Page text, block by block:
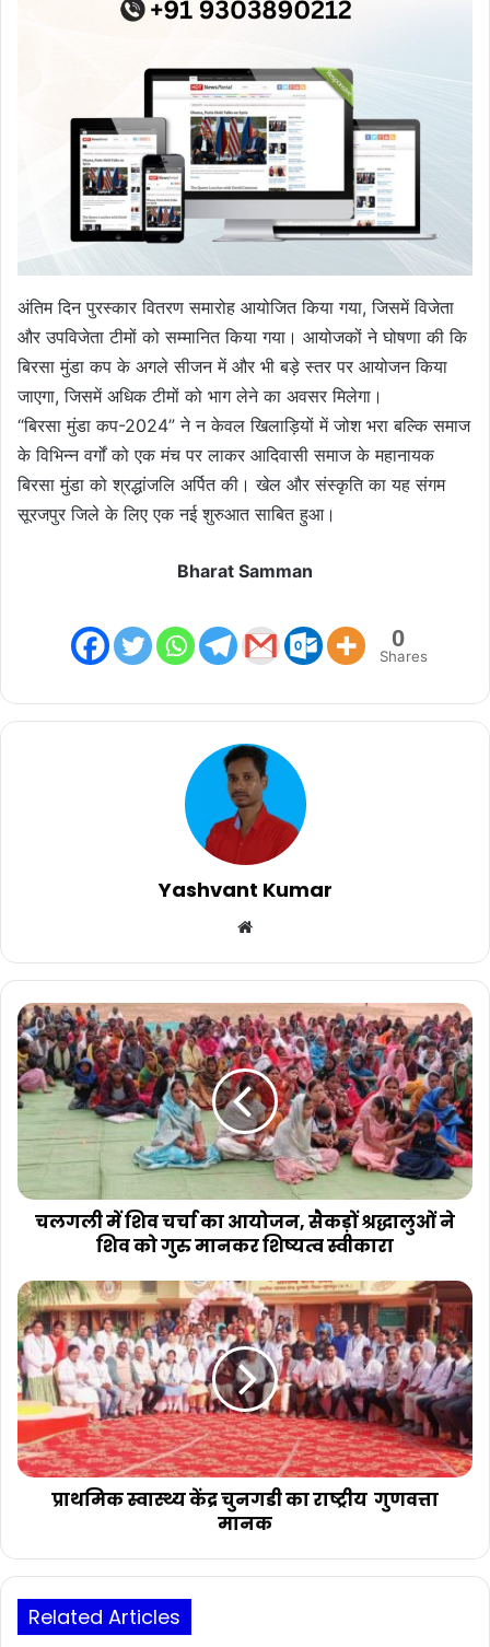
अंतिम दिन पुरस्कार वितरण समारोह आयोजित किया गया, जिसमें विजेता
और उपविजेता टीमों को सम्मानित किया गया। आयोजकों ने घोषणा की कि
बिरसा मुंडा कप के अगले सीजन में और भी बड़े स्तर पर आयोजन किया
जाएगा, जिसमें अधिक टीमों को भाग लेने का अवसर मिलेगा।
“बिरसा मुंडा कप-2024” ने न केवल खिलाड़ियों में जोश भरा बल्कि समाज
के विभिन्न वर्गों को एक मंच पर लाकर आदिवासी समाज के महानायक
बिरसा मुंडा को श्रद्धांजलि अर्पित की। खेल और संस्कृति का यह संगम
सूरजपुर जिले के लिए एक नई शुरुआत साबित हुआ।
Bharat Samman
0
Shares
Yashvant Kumar
चलगली
में
शिव
चर्चा
का
आयोजन,
सैकड़ों
श्रद्धालुओं
ने
शिव
मानकर
शिष्यत्व
स्वीकारा
चलगली में शिव चर्चा का आयोजन, सैकड़ों श्रद्धालुओं ने
शिव को गुरु मानकर शिष्यत्व स्वीकारा
प्राथमिक
स्वास्थ्य
केंद्र
चुनगडी
का
राष्ट्रीय
गुणवत्ता
मानक
प्राथमिक स्वास्थ्य केंद्र चुनगडी का राष्ट्रीय गुणवत्ता
मानक
Related Articles